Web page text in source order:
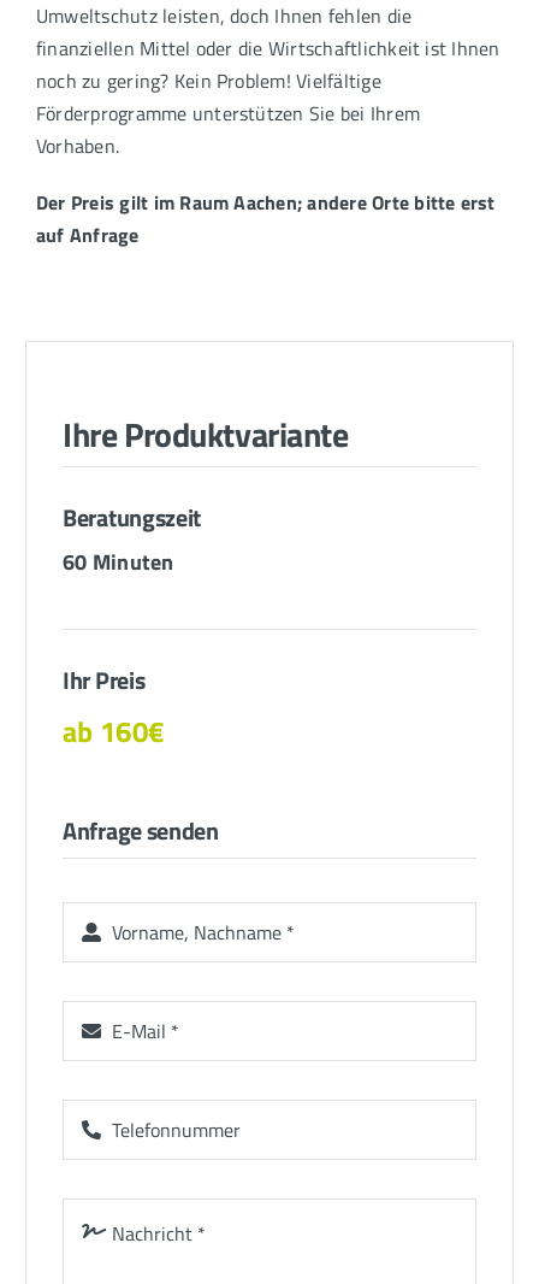
Umweltschutz leisten, doch Ihnen fehlen die
finanziellen Mittel oder die Wirtschaftlichkeit ist Ihnen
noch zu gering? Kein Problem! Vielfältige
Förderprogramme unterstützen Sie bei Ihrem
Vorhaben.
Der Preis gilt im Raum Aachen; andere Orte bitte erst
auf Anfrage
Ihre Produktvariante
Beratungszeit
60 Minuten
Ihr Preis
ab 160€
Anfrage senden